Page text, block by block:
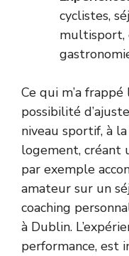
cyclistes,
multisport,
Ce qui m’a
possibilité
niveau sportif, à
logement, créant
par exemple
amateur sur un
coaching
à Dublin.
performance, est